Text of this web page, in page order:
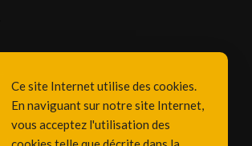
& Steve Aoki
Ce site Internet utilise des cookies.
En naviguant sur notre site Internet,
vous acceptez l'utilisation des